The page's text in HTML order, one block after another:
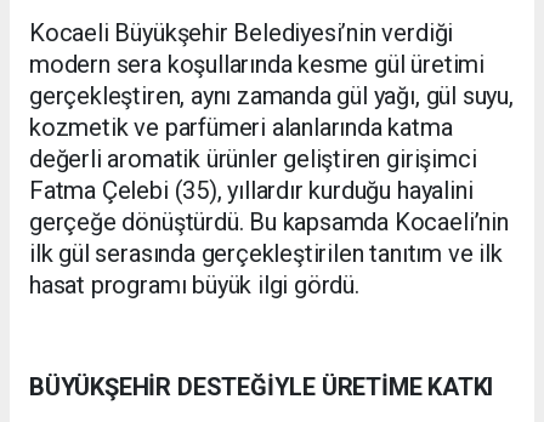
Kocaeli Büyükşehir Belediyesi’nin verdiği
modern sera koşullarında kesme gül üretimi
gerçekleştiren, aynı zamanda gül yağı, gül suyu,
kozmetik ve parfümeri alanlarında katma
değerli aromatik ürünler geliştiren girişimci
Fatma Çelebi (35), yıllardır kurduğu hayalini
gerçeğe dönüştürdü. Bu kapsamda Kocaeli’nin
ilk gül serasında gerçekleştirilen tanıtım ve ilk
hasat programı büyük ilgi gördü.
BÜYÜKŞEHİR DESTEĞİYLE ÜRETİME KATKI